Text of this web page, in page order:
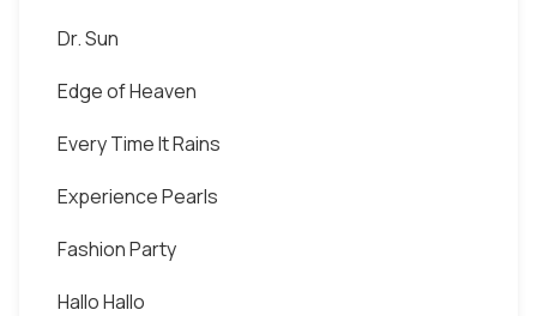
Dr. Sun
Edge of Heaven
Every Time It Rains
Experience Pearls
Fashion Party
Hallo Hallo